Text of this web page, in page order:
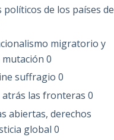
políticos de los países de
migratorio y
mutación 0
suffragio 0
atrás las fronteras 0
abiertas, derechos
global 0